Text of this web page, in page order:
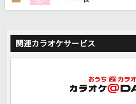
関連カラオケサービス